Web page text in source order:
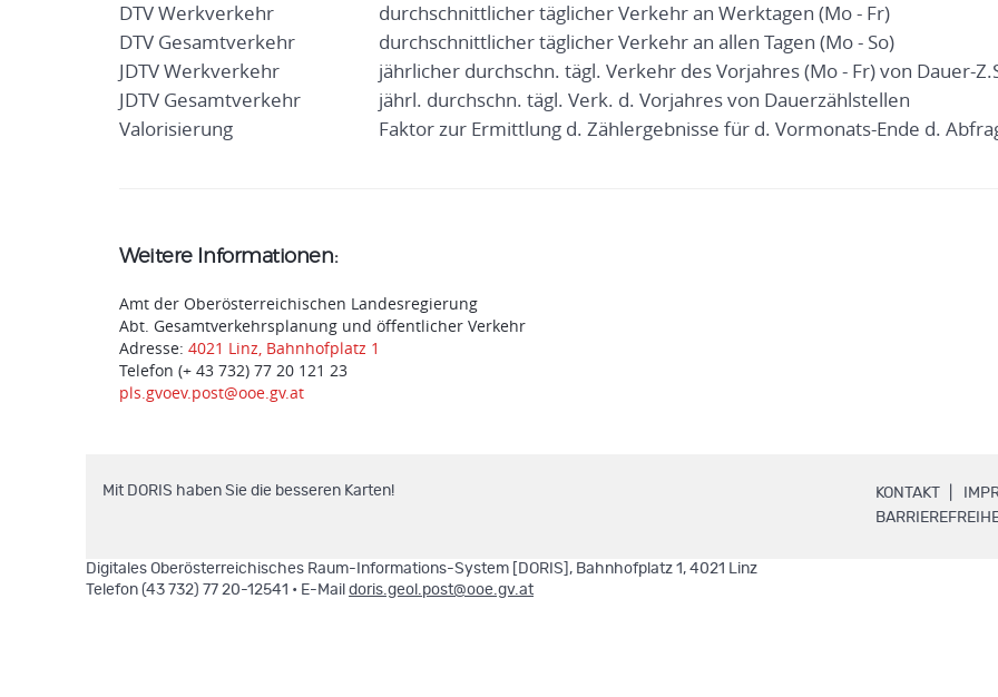
DTV Werkverkehr
durchschnittlicher täglicher Verkehr an Werktagen (Mo - Fr)
DTV Gesamtverkehr
durchschnittlicher täglicher Verkehr an allen Tagen (Mo - So)
JDTV Werkverkehr
jährlicher durchschn. tägl. Verkehr des Vorjahres (Mo - Fr) von Dauer-
JDTV Gesamtverkehr
jährl. durchschn. tägl. Verk. d. Vorjahres von Dauerzählstellen
Valorisierung
Faktor zur Ermittlung d. Zählergebnisse für d. Vormonats-Ende d.
Weitere Informationen:
Amt der Oberösterreichischen Landesregierung
Abt. Gesamtverkehrsplanung und öffentlicher Verkehr
Adresse: 4021 Linz, Bahnhofplatz 1
Telefon (+ 43 732) 77 20 121 23
pls.gvoev.post@ooe.gv.at
KONTAKT
Mit DORIS haben Sie die besseren Karten!
Digitales Oberösterreichisches Raum-Informations-System [DORIS], Bahnhofplatz 1, 4021 Linz
Telefon (43 732) 77 20-12541 • E-Mail doris.geol.post@ooe.gv.at.